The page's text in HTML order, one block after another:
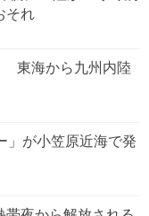
それ
東海から九州内陸
」が小笠原近海で発